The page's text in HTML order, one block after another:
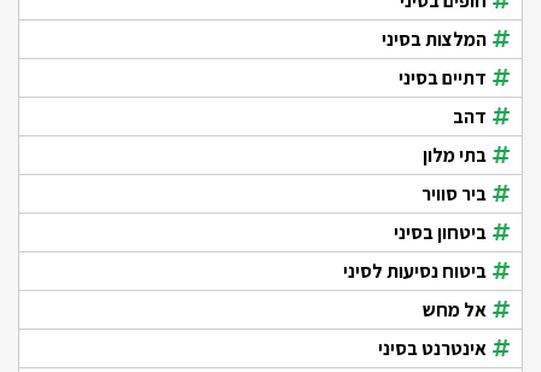
המלצות בסיני
דתיים בסיני
דהב
בתי מלון
ביר סוויר
ביטחון בסיני
ביטוח נסיעות לסיני
אל מחש
אינטרנט בסיני